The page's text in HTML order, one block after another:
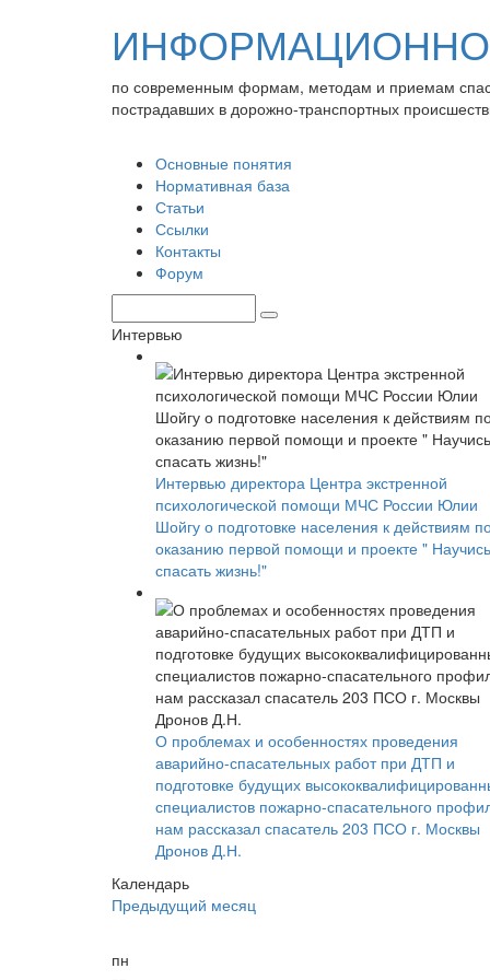
по современным формам, методам и приемам
пострадавших в дорожно-транспортных
Основные понятия
Нормативная база
Статьи
Ссылки
Контакты
Форум
Интервью
Интервью директора Центра экстренной
психологической помощи МЧС России Юлии
Шойгу о подготовке населения к действиям
оказанию первой помощи и проекте " Научись
спасать жизнь!"
О проблемах и особенностях проведения
аварийно-спасательных работ при ДТП и
подготовке будущих
специалистов пожарно-спасательного
нам рассказал спасатель 203 ПСО г. Москвы
Дронов Д.Н.
Календарь
Предыдущий месяц
пн